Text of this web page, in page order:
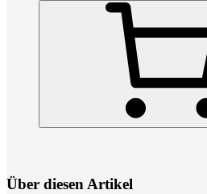
Über diesen Artikel